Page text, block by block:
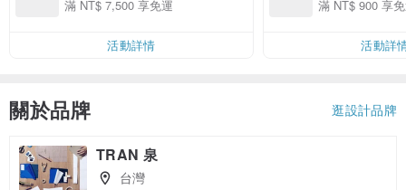
滿 NT$ 7,500 享免運
活動詳情
滿 NT$ 900 享
活動詳
關於品牌 逛設計品牌
TRAN 泉
台灣